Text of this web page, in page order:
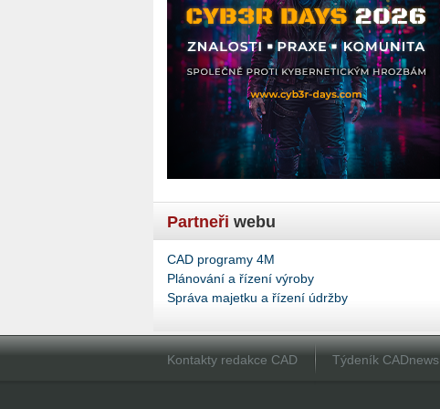
Partneři webu
CAD programy 4M
Plánování a řízení výroby
Správa majetku a řízení údržby
Kontakty redakce CAD Týdeník CADnews